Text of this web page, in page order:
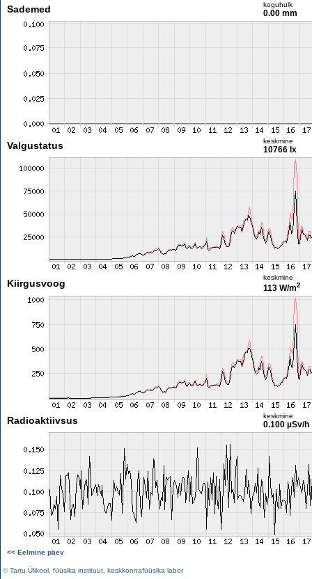
Sademed koguhulk
0.00 mm
Valgustatus keskmine
10766 lx
Kiirgusvoog
keskmine
113 W/m2
Radioaktiivsus keskmine
0.100 µSv/h
<< Eelmine päev
©Tartu Ülikool füüsika instituut keskkonnafüüsika labor